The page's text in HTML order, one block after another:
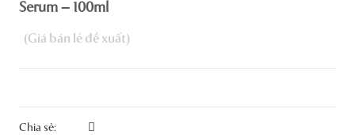
Serum – 100ml
Chia sẻ: